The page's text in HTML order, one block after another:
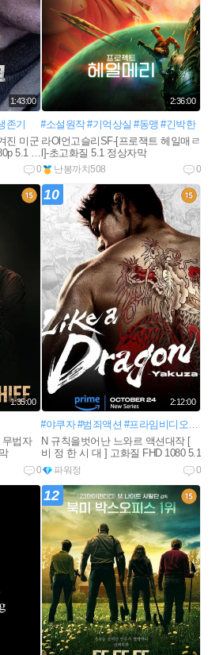
1:43:00
존기
진 미군
5.1 완
0
2:36:00
#소설원작#기억상실 #동맹 #긴박한
라Ol언고슬리SF-[프로잭트 헤일매ㄹ
l]-초고화질 5.1 정상자막
난봉까치508 0
1:35:00
무법자
0
10
2:12:00
#야쿠자 #범죄액션 #프라임비디오#일본
N 규칙을벗어난 느와르 액션대작 [
비 정 한 시 대 ] 고화질 FHD 1080 5.1
파워정 0
12